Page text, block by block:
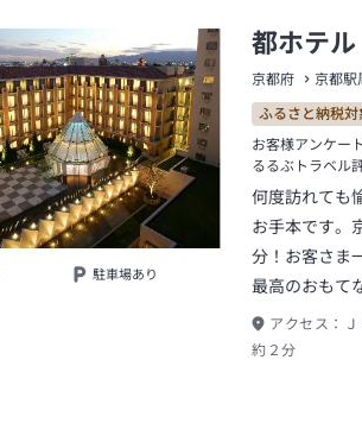
駐車場あり
都ホテ
京都府 京都駅
ふるさと納税対
お客様アンケー
るるぶトラベル
何度訪れても
お手本です。
分！お客さま
最高のおもて
アクセス：
約２分